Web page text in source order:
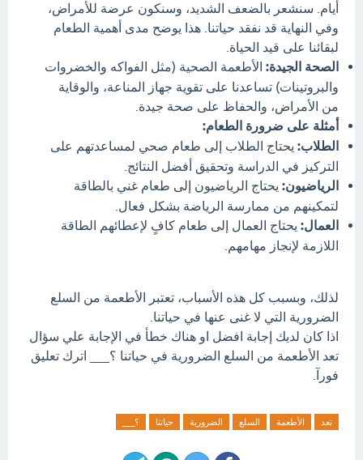
أيام. سنشعر بالضعف الشديد، وسنكون عرضة للأمراض،
وفي النهاية قد نفقد حياتنا. هذا يوضح مدى أهمية الطعام
لبقائنا على قيد الحياة.
الصحة الجيدة: الأطعمة الصحية (مثل الفواكه والخضروات
والبروتينات) تساعدنا على تقوية جهاز المناعة، والوقاية
من الأمراض، والحفاظ على صحة جيدة.
أمثلة على ضرورة الطعام:
الطلاب: يحتاج الطلاب إلى طعام صحي لمساعدتهم على
التركيز في الدراسة وتحقيق أفضل النتائج.
الرياضيون: يحتاج الرياضيون إلى طعام غني بالطاقة
لتمكينهم من ممارسة الرياضة بشكل فعال.
العمال: يحتاج العمال إلى طعام كافٍ لإعطائهم الطاقة
اللازمة لإنجاز مهامهم.
لذلك، وبسبب كل هذه الأسباب، تعتبر الأطعمة من السلع
الضرورية التي لا غنى عنها في حياتنا.
اذا كان لديك إجابة افضل او هناك خطأ في الإجابة علي سؤال
تعد الأطعمة من السلع الضرورية في حياتنا ؟___ اترك تعليق
فورآ.
تعد الأطعمة السلع الضرورية حياتنا ؟___